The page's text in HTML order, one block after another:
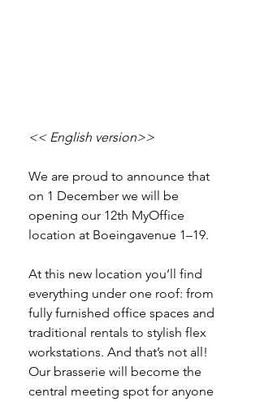
<< English version>>
We are proud to announce that
on 1 December we will be
opening our 12th MyOffice
location at Boeingavenue 1–19.
At this new location you’ll find
everything under one roof: from
fully furnished office spaces and
traditional rentals to stylish flex
workstations. And that’s not all!
Our brasserie will become the
central meeting spot for anyone